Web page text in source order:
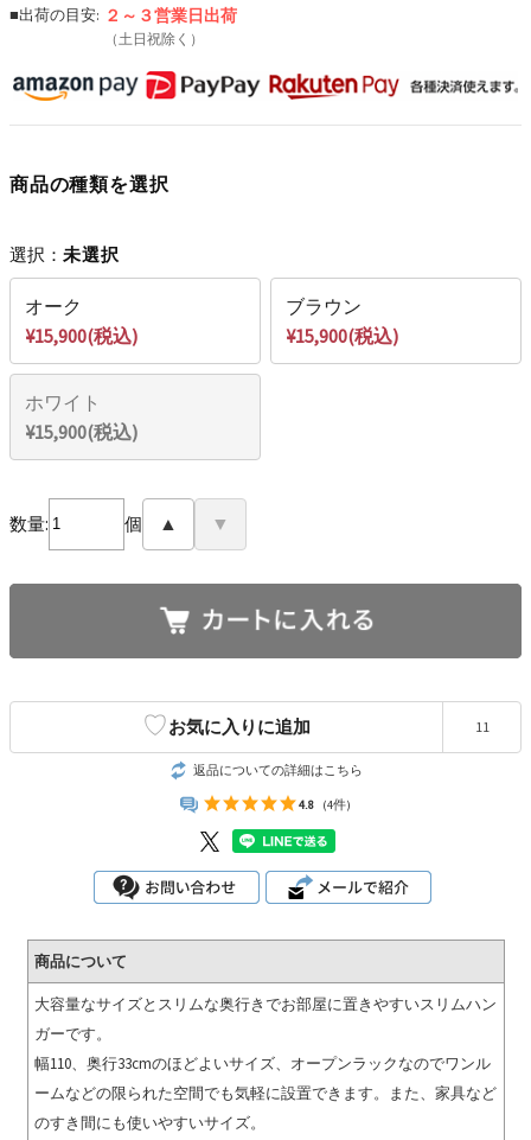
■出荷の目安: ２～３営業日出荷
（土日祝除く）
商品の種類を選択
選択： 未選択
オーク
¥15,900(税込)
ブラウン
¥15,900(税込)
ホワイト
¥15,900(税込)
数量: 個 ▲ ▼
♡お気に入りに追加 11
返品についての詳細はこちら
4.8 (4件)
商品について
大容量なサイズとスリムな奥行きでお部屋に置きやすいスリムハン
ガーです。
幅110、奥行33cmのほどよいサイズ、オープンラックなのでワンル
ームなどの限られた空間でも気軽に設置できます。また、家具など
のすき間にも使いやすいサイズ。